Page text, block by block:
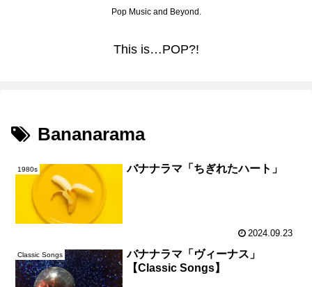
Pop Music and Beyond.
This is…POP?!
Bananarama
1980s バナナラマ「ちぎれたハート」
2024.09.23
Classic Songs
バナナラマ「ヴィーナス」
【Classic Songs】